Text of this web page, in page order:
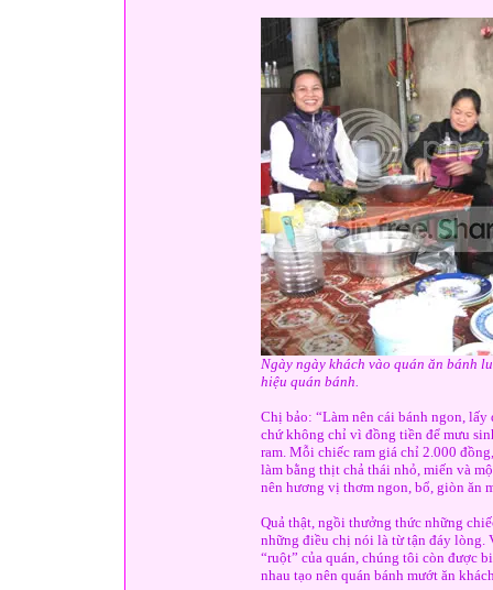
Ngày ngày khách vào quán ăn bánh
hiệu quán bánh.
Chị bảo: “Làm nên cái bánh ngon,
chứ không chỉ vì đồng tiền để mưu
ram. Mỗi chiếc ram giá chỉ 2.000
làm bằng thịt chả thái nhỏ, miến và
nên hương vị thơm ngon, bổ, giòn ăn
Quả thật, ngồi thưởng thức những
những điều chị nói là từ tận đáy lòng.
“ruột” của quán, chúng tôi còn được
nhau tạo nên quán bánh mướt ăn